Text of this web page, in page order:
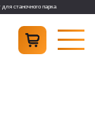
станочного парка